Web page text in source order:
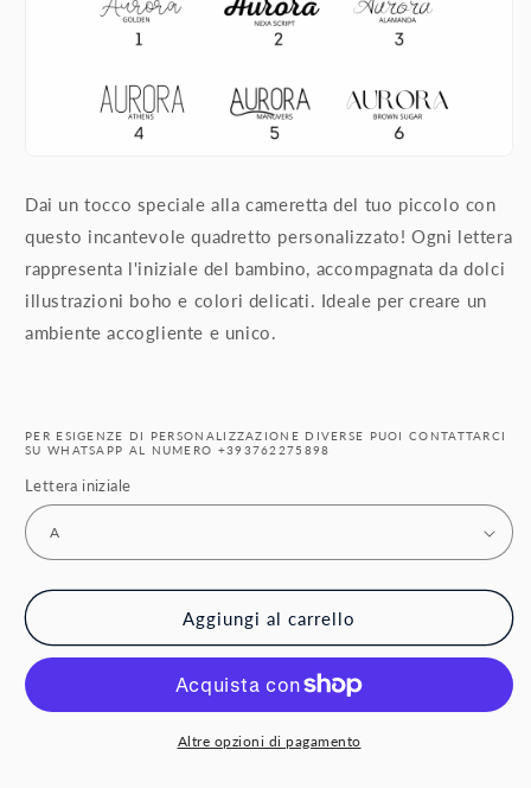
Dai un tocco speciale alla cameretta del tuo piccolo con
questo incantevole quadretto personalizzato! Ogni lettera
rappresenta l'iniziale del bambino, accompagnata da dolci
illustrazioni boho e colori delicati. Ideale per creare un
ambiente accogliente e unico.
PER ESIGENZE DI PERSONALIZZAZIONE DIVERSE PUOI CONTATTARCI
SU WHATSAPP AL NUMERO +393762275898
Lettera iniziale
Aggiungi al carrello
Altre opzioni di pagamento